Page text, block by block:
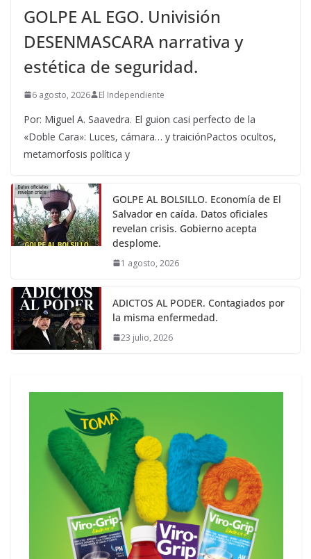
GOLPE AL EGO. Univisión
DESENMASCARA narrativa y
estética de seguridad.
6 agosto, 2026 El Independiente
Por: Miguel A. Saavedra. El guion casi perfecto de la
«Doble Cara»: Luces, cámara… y traiciónPactos ocultos,
metamorfosis política y
GOLPE AL BOLSILLO. Economía de El
Salvador en caída. Datos oficiales
revelan crisis. Gobierno acepta
desplome.
1 agosto, 2026
ADICTOS AL PODER. Contagiados por
la misma enfermedad.
23 julio, 2026